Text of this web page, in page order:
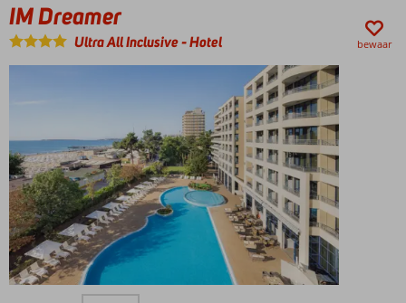
IM Dreamer
Ultra All Inclusive-Hotel bewaar
Toplocatie